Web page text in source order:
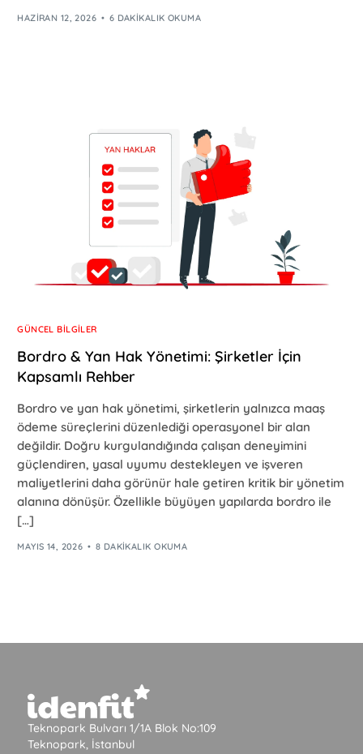
HAZIRAN 12, 2026 6 DAKIKALIK OKUMA
GÜNCEL BILGILER
Bordro & Yan Hak Yönetimi: Şirketler İçin
Kapsamlı Rehber
Bordro ve yan hak yönetimi, şirketlerin yalnızca maaş
ödeme süreçlerini düzenlediği operasyonel bir alan
değildir. Doğru kurgulandığında çalışan deneyimini
güçlendiren, yasal uyumu destekleyen ve işveren
maliyetlerini daha görünür hale getiren kritik bir yönetim
alanına dönüşür. Özellikle büyüyen yapılarda bordro ile
[…]
MAYIS 14, 2026 8 DAKIKALIK OKUMA
Teknopark Bulvarı 1/1A Blok No:109
Teknopark, İstanbul